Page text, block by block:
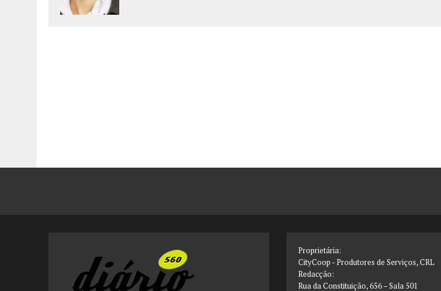
Proprietária:
CityCoop - Produtores de Serviços, CRL
Redacção:
Rua da Constituição, 656 – Sala 501